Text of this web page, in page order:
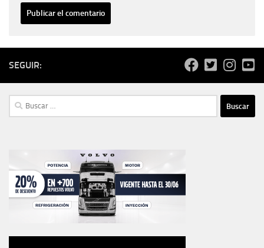
SEGUIR:
Buscar: